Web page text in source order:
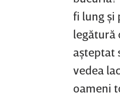
fi lung şi
legătură
aşteptat
vedea
oameni